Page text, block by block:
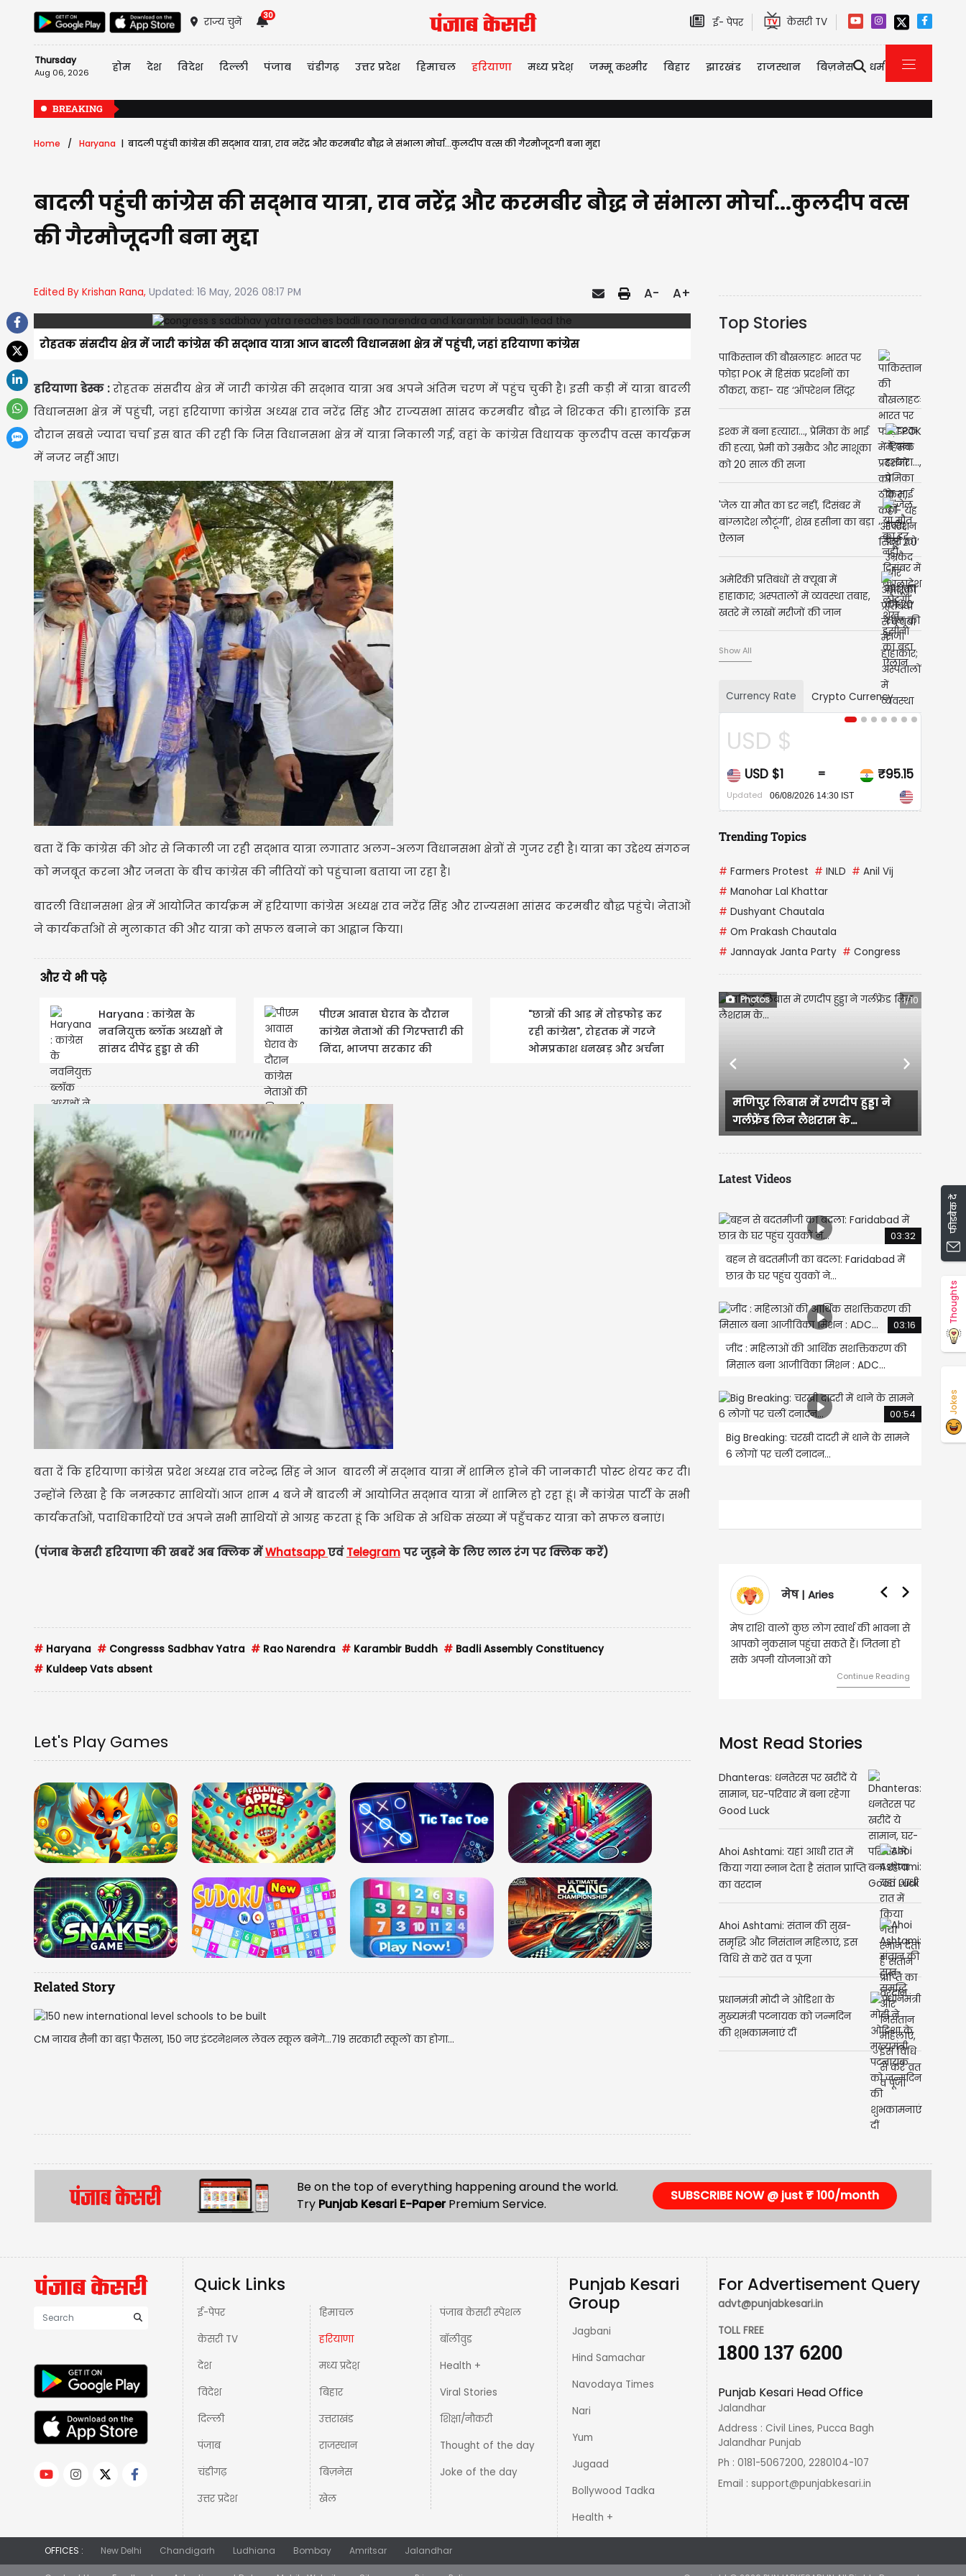
राज्य चुनें
30
ई- पेपर केसरी TV
Thursday
Aug 06, 2026 होम देश विदेश दिल्ली पंजाब चंडीगढ़ उत्तर प्रदेश हिमाचल हरियाणा मध्य प्रदेश़ जम्मू कश्मीर बिहार झारखंड राजस्थान बिज़नेस धर्म
BREAKING
Home Haryana बादली पहुंची कांग्रेस की सद्भाव यात्रा, राव नरेंद्र और करमबीर बौद्ध ने संभाला मोर्चा...कुलदीप वत्स की गैरमौजूदगी बना मुद्दा
बादली पहुंची कांग्रेस की सद्भाव यात्रा, राव नरेंद्र और करमबीर बौद्ध ने संभाला मोर्चा...कुलदीप वत्स
की गैरमौजूदगी बना मुद्दा
Edited By Krishan Rana, Updated: 16 May, 2026 08:17 PM A- A+
रोहतक संसदीय क्षेत्र में जारी कांग्रेस की सद्भाव यात्रा आज बादली विधानसभा क्षेत्र में पहुंची, जहां हरियाणा कांग्रेस
हरियाणा डेस्क :रोहतक संसदीय क्षेत्र में जारी कांग्रेस की सद्भाव यात्रा अब अपने अंतिम चरण में पहुंच चुकी है। इसी कड़ी में यात्रा बादली
विधानसभा क्षेत्र में पहुंची, जहां हरियाणा कांग्रेस अध्यक्ष राव नरेंद्र सिंह और राज्यसभा सांसद करमबीर बौद्ध ने शिरकत की। हालांकि इस
दौरान सबसे ज्यादा चर्चा इस बात की रही कि जिस विधानसभा क्षेत्र में यात्रा निकाली गई, वहां के कांग्रेस विधायक कुलदीप वत्स कार्यक्रम
में नजर नहीं आए।
बता दें कि कांग्रेस की ओर से निकाली जा रही सद्भाव यात्रा लगातार अलग-अलग विधानसभा क्षेत्रों से गुजर रही है। यात्रा का उद्देश्य संगठन
को मजबूत करना और जनता के बीच कांग्रेस की नीतियों को पहुंचाना बताया जा रहा है।
बादली विधानसभा क्षेत्र में आयोजित कार्यक्रम में हरियाणा कांग्रेस अध्यक्ष राव नरेंद्र सिंह और राज्यसभा सांसद करमबीर बौद्ध पहुंचे। नेताओं
ने कार्यकर्ताओं से मुलाकात की और यात्रा को सफल बनाने का आह्वान किया।
और ये भी पढ़े
Haryana : कांग्रेस के
नवनियुक्त ब्लॉक अध्यक्षों ने
सांसद दीपेंद्र हुड्डा से की
पीएम आवास घेराव के दौरान
कांग्रेस नेताओं की गिरफ्तारी की
निंदा, भाजपा सरकार की
"छात्रों की आड़ में तोड़फोड़ कर
रही कांग्रेस", रोहतक में गरजे
ओमप्रकाश धनखड़ और अर्चना
बता दें कि हरियाणा कांग्रेस प्रदेश अध्यक्ष राव नरेन्द्र सिंह ने आज बादली में सद्भाव यात्रा में शामिल होने की जानकारी पोस्ट शेयर कर दी।
उन्होंने लिखा है कि नमस्कार साथियों। आज शाम 4 बजे मैं बादली में आयोजित स‌द्भाव यात्रा में शामिल हो रहा हूं। मैं कांग्रेस पार्टी के सभी
कार्यकर्ताओं, पदाधिकारियों एवं अपने सभी साथियों से आग्रह करता हूं कि अधिक से अधिक संख्या में पहुँचकर यात्रा को सफल बनाएं।
(पंजाब केसरी हरियाणा की खबरें अब क्लिक मेंWhatsappएवंTelegramपर जुड़ने के लिए लाल रंग पर क्लिक करें)
# Haryana # Congresss Sadbhav Yatra # Rao Narendra # Karambir Buddh # Badli Assembly Constituency
# Kuldeep Vats absent
Let's Play Games
Related Story
CM नायब सैनी का बड़ा फैसला, 150 नए इंटरनेशनल लेवल स्कूल बनेंगे...719 सरकारी स्कूलों का होगा...
Top Stories
पाकिस्तान की बौखलाहटः भारत पर
फोड़ा POK में हिसंक प्रदर्शनों का
ठीकरा, कहा- यह ‘ऑपरेशन सिंदूर
2.0’
इश्क में बना हत्यारा..., प्रेमिका के भाई
की हत्या, प्रेमी को उम्रकैद और माशूका
को 20 साल की सजा
'जेल या मौत का डर नहीं, दिसंबर में
बांग्लादेश लौटूंगी', शेख हसीना का बड़ा
ऐलान
अमेरिकी प्रतिबंधों से क्यूबा में
हाहाकार; अस्पतालों में व्यवस्था तबाह,
खतरे में लाखों मरीजों की जान
Show All
Currency Rate Crypto Currency
CAD $
CAD $1 ₹67.91
Updated 06/08/2026 14:30 IST
Trending Topics
# Farmers Protest # INLD # Anil Vij
# Manohar Lal Khattar
# Dushyant Chautala
# Om Prakash Chautala
# Jannayak Janta Party # Congress
Photos 1/10
राजस्थान में हुई भव्य बिश्नोई और
IAS परी की सगाई, दादी और...
Previous Next
Latest Videos
03:32
बहन से बदतमीजी का बदला: Faridabad में
छात्र के घर पहुंच युवकों ने...
03:16
जींद : महिलाओं की आर्थिक सशक्तिकरण की
मिसाल बना आजीविका मिशन : ADC...
00:54
Big Breaking: चरखी दादरी में थाने के सामने
6 लोगों पर चलीं दनादन...
मेष राशि वालों कुछ लोग स्वार्थ की भावना से
आपको नुकसान पहुंचा सकते हैं। जितना हो
सके अपनी योजनाओं को
वृषभ | Taurus
वृष राशि वालों आय के स्त्रोत बढ़ने से रुके
हुए कार्यों में गति आएगी। युवा वर्ग भविष्य
को लेकर ज्यादा फोकस रहेंगे।
Continue Reading
Most Read Stories
Dhanteras: धनतेरस पर खरीदें ये
सामान, घर-परिवार में बना रहेगा
Good Luck
Ahoi Ashtami: यहां आधी रात में
किया गया स्नान देता है संतान प्राप्ति
का वरदान
Ahoi Ashtami: संतान की सुख-
समृद्धि और निसंतान महिलाएं, इस
विधि से करें व्रत व पूजा
प्रधानमंत्री मोदी ने ओडिशा के
मुख्यमंत्री पटनायक को जन्मदिन
की शुभकामनाएं दीं
Be on the top of everything happening around the world.
Try Punjab Kesari E-PaperPremium Service.
SUBSCRIBE NOW @ just ₹ 100/month
Quick Links
ई-पेपर
केसरी TV
देश
विदेश
दिल्ली
पंजाब
चंडीगढ़
उत्तर प्रदेश
हिमाचल
हरियाणा
मध्य प्रदेश़
बिहार
उत्तराखंड
राजस्थान
बिज़नेस
खेल
पंजाब केसरी स्पेशल
बॉलीवुड
Health +
Viral Stories
शिक्षा/नौकरी
Thought of the day
Joke of the day
Punjab Kesari
Group
Jagbani
Hind Samachar
Navodaya Times
Nari
Yum
Jugaad
Bollywood Tadka
Health +
For Advertisement Query
advt@punjabkesari.in
TOLL FREE
1800 137 6200
Punjab Kesari Head Office
Jalandhar
Address : Civil Lines, Pucca Bagh
Jalandhar Punjab
Ph : 0181-5067200, 2280104-107
Email :support@punjabkesari.in
OFFICES : New Delhi Chandigarh Ludhiana Bombay Amritsar Jalandhar
फीडबैक दें
Thoughts
Jokes